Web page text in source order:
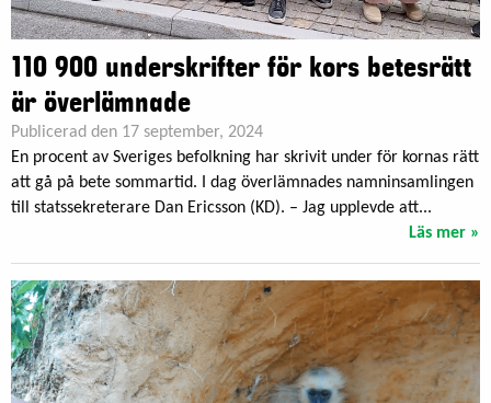
110 900 underskrifter för kors betesrätt
är överlämnade
Publicerad den 17 september, 2024
En procent av Sveriges befolkning har skrivit under för kornas rätt
att gå på bete sommartid. I dag överlämnades namninsamlingen
till statssekreterare Dan Ericsson (KD). – Jag upplevde att...
Läs mer »